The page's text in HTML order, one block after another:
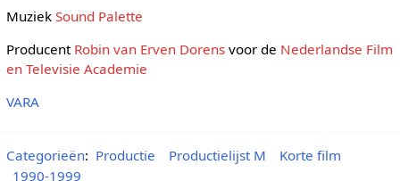
Muziek Sound Palette
Producent Robin van Erven Dorensvoor de Nederlandse Film
en Televisie Academie
VARA
Categorieën: Productie Productielijst M
Korte film
1990-1999